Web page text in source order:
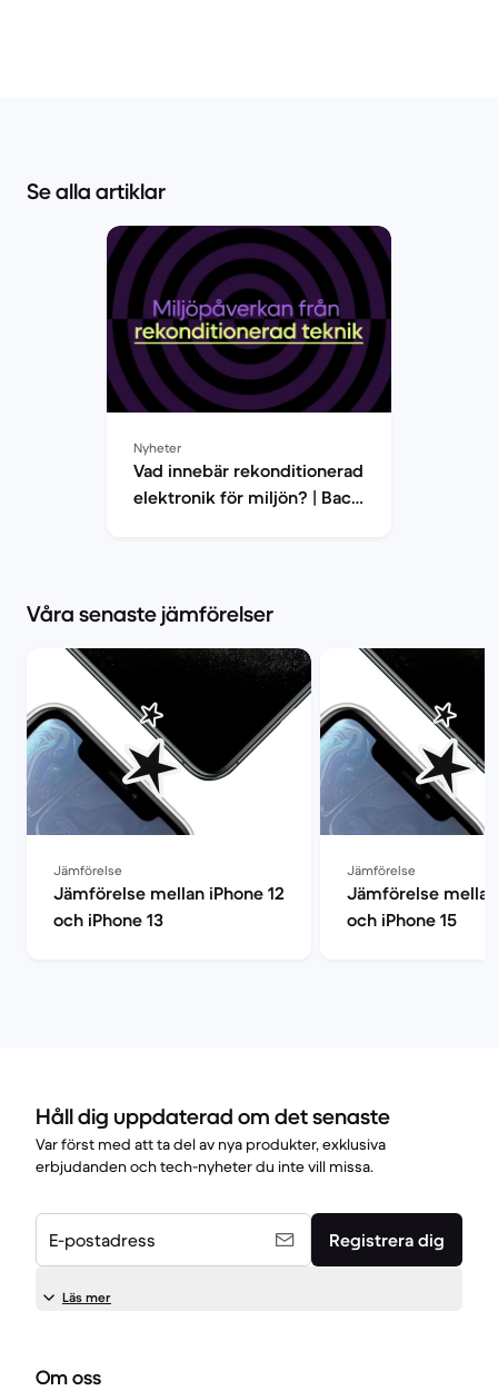
Se alla artiklar
Nyheter
Vad innebär rekonditionerad
elektronik för miljön? | Back
Våra senaste jämförelser
Jämförelse
Jämförelse mellan iPhone 12
och iPhone 13
Jämförelse
Jämförelse mellan
och iPhone 15
Håll dig uppdaterad om det senaste
Var först med att ta del av nya produkter, exklusiva
erbjudanden och tech-nyheter du inte vill missa.
E-postadress Registrera dig
Läs mer
Om oss